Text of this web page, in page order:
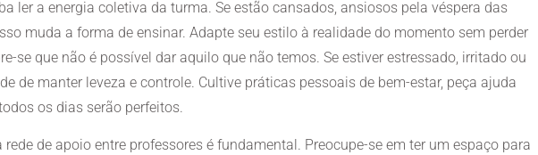
ler a energia coletiva da turma. Se estão cansados, ansiosos pela véspera das
muda a forma de ensinar. Adapte seu estilo à realidade do momento sem perder
se que não é possível dar aquilo que não temos. Se estiver estressado, irritado ou
de manter leveza e controle. Cultive práticas pessoais de bem-estar, peça ajuda
os dias serão perfeitos.
de apoio entre professores é fundamental. Preocupe-se em ter um espaço para